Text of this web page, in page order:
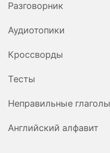
Разговорник
Аудиотопики
Кроссворды
Тесты
Неправильные глаголы
Английский алфавит